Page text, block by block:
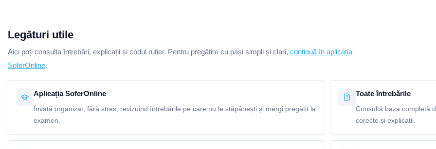
Legături utile
Aici poți consulta întrebări, explicații și codul rutier. Pentru pregătire cu pași simpli și clari, continuă în aplicația
SoferOnline.
Aplicația SoferOnline
Învață organizat, fără stres, revizuind întrebările pe care nu le stăpânești și mergi pregătit la
examen.
Toate întrebările
Consultă baza completă
corecte și explicații.